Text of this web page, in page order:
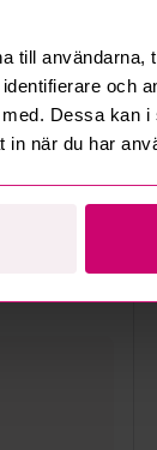
till användarna,
och
Dessa kan
in när du har
att planera